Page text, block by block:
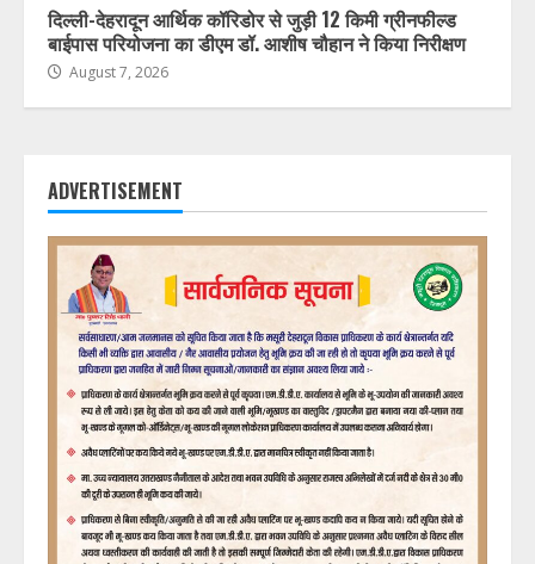
दिल्ली-देहरादून आर्थिक कॉरिडोर से जुड़ी 12 किमी ग्रीनफील्ड
बाईपास परियोजना का डीएम डॉ. आशीष चौहान ने किया निरीक्षण
August 7, 2026
ADVERTISEMENT